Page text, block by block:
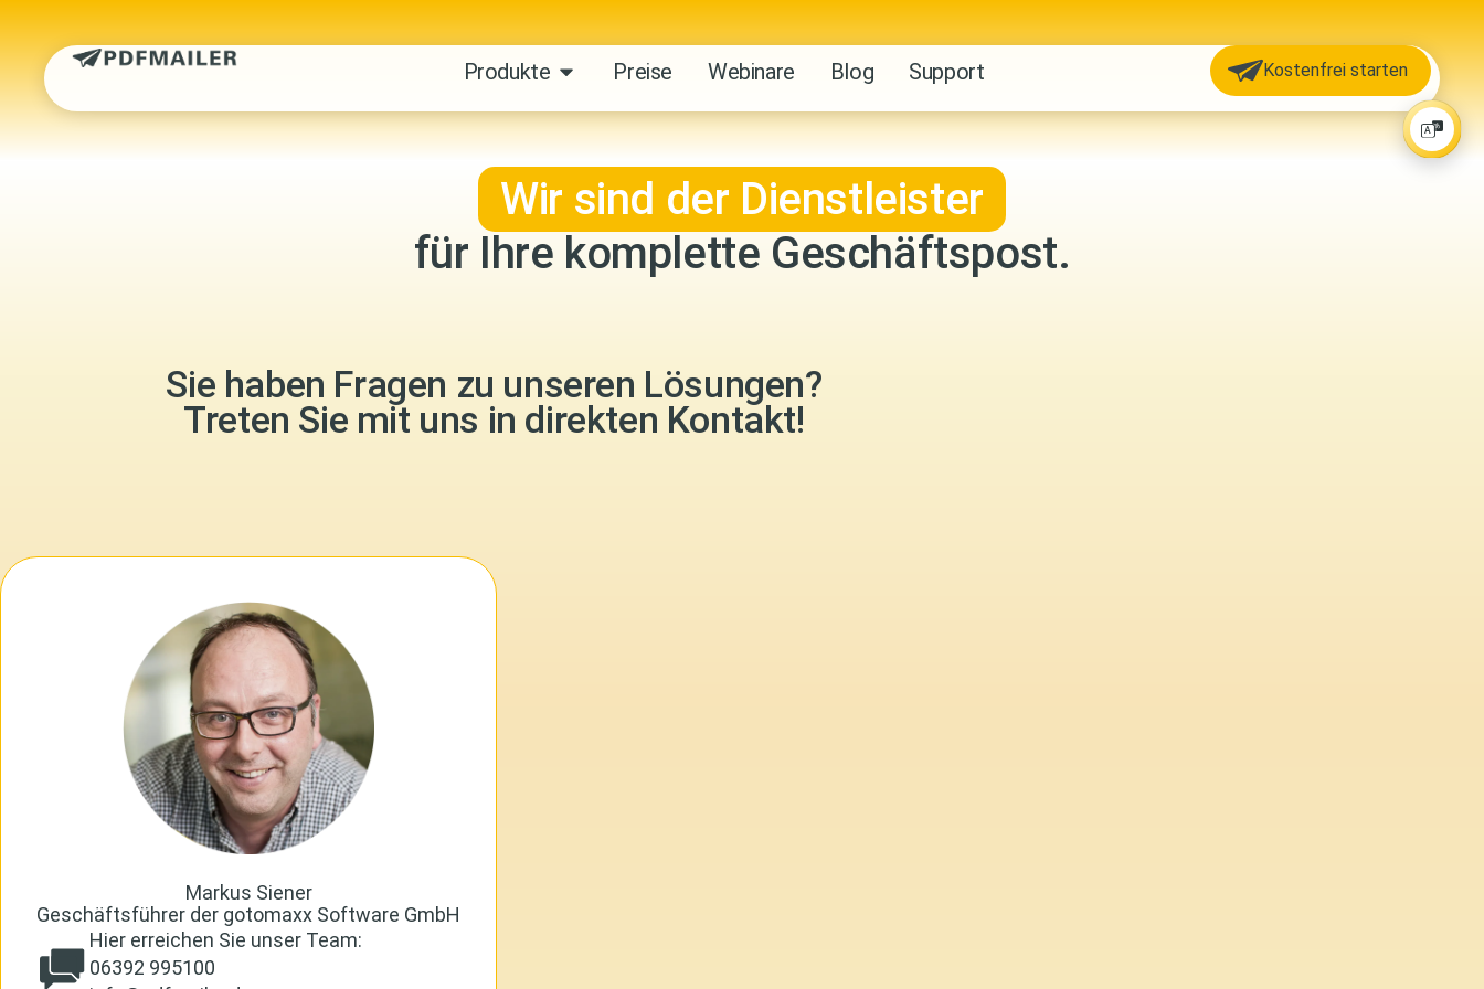
Produkte Preise Webinare Blog Support Kostenfrei starten
Wir sind der Dienstleister
für Ihre komplette Geschäftspost.
Sie haben Fragen zu unseren Lösungen?
Treten Sie mit uns in direkten Kontakt!
Markus Siener
Geschäftsführer der gotomaxx Software GmbH
Hier erreichen Sie unser Team:
06392 995100